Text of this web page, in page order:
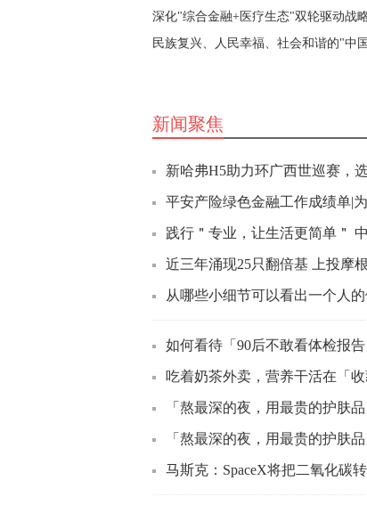
深化"综合金融+医疗生态"双轮驱动战
民族复兴、人民幸福、社会和谐的"中
新闻聚焦
新哈弗H5助力环广西世巡赛，
平安产险绿色金融工作成绩单|
践行＂专业，让生活更简单＂
近三年涌现25只翻倍基 上投摩
从哪些小细节可以看出一个人的
如何看待「90后不敢看体检报告
吃着奶茶外卖，营养干活在「
「熬最深的夜，用最贵的护肤
「熬最深的夜，用最贵的护肤
马斯克：SpaceX将把二氧化碳